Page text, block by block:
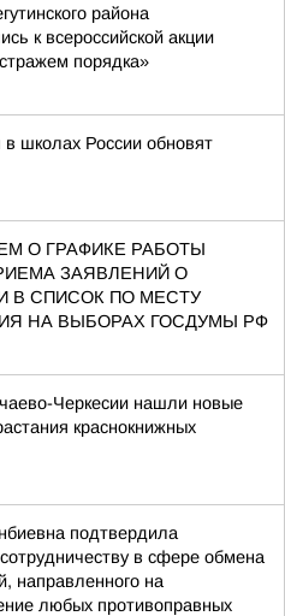
района
к всероссийской акции
порядка»
школах России обновят
О ГРАФИКЕ РАБОТЫ
ЗАЯВЛЕНИЙ О
В СПИСОК ПО МЕСТУ
НА ВЫБОРАХ ГОСДУМЫ РФ
Черкесии нашли новые
краснокнижных
подтвердила
сотрудничеству в сфере обмена
направленного на
любых противоправных